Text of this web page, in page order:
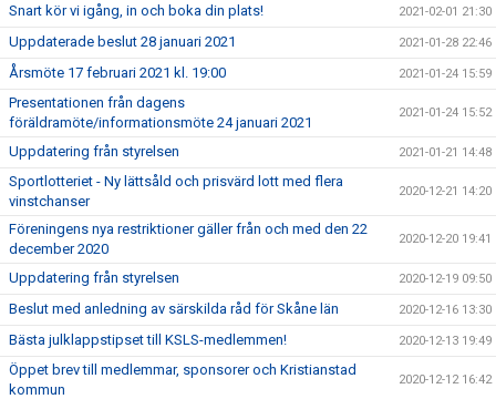
Snart kör vi igång, in och boka din plats! 2021-02-01 21:30
Uppdaterade beslut 28 januari 2021 2021-01-28 22:46
Årsmöte 17 februari 2021 kl. 19:00 2021-01-24 15:59
Presentationen från dagens
föräldramöte/informationsmöte 24 januari 2021
2021-01-24 15:52
Uppdatering från styrelsen 2021-01-21 14:48
Sportlotteriet - Ny lättsåld och prisvärd lott med flera
vinstchanser
2020-12-21 14:20
Föreningens nya restriktioner gäller från och med den 22
december 2020
2020-12-20 19:41
Uppdatering från styrelsen 2020-12-19 09:50
Beslut med anledning av särskilda råd för Skåne län 2020-12-16 13:30
Bästa julklappstipset till KSLS-medlemmen! 2020-12-13 19:49
Öppet brev till medlemmar, sponsorer och Kristianstad
kommun
2020-12-12 16:42